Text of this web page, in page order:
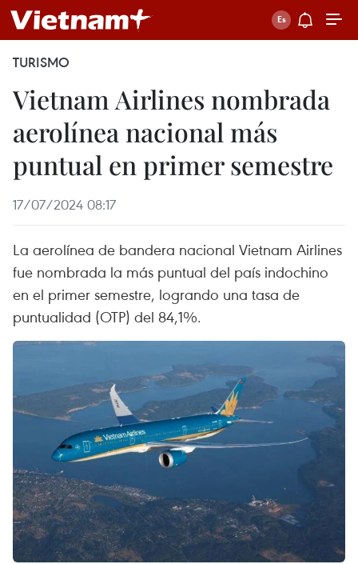
TURISMO
Vietnam Airlines nombrada
aerolínea nacional más
puntual en primer semestre
17/07/2024 08:17
La aerolínea de bandera nacional Vietnam Airlines
fue nombrada la más puntual del país indochino
en el primer semestre, logrando una tasa de
puntualidad (OTP) del 84,1%.